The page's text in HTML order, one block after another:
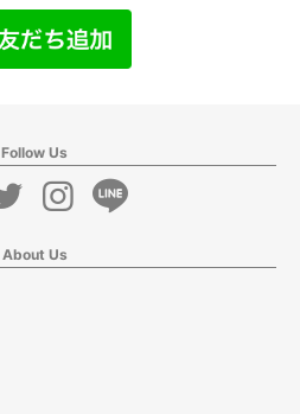
Follow Us
About Us